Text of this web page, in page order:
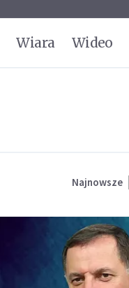
Wiara Wideo
Najnowsze